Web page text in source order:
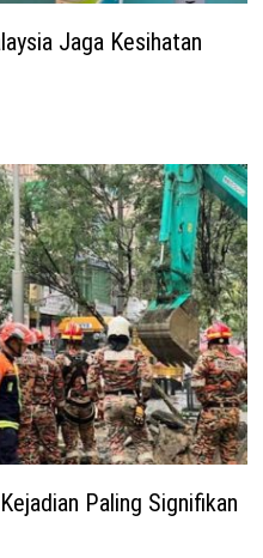
Jaga Kesihatan
Paling Signifikan